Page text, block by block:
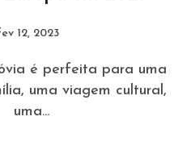
12, 2023
é perfeita para uma
uma viagem cultural,
uma...